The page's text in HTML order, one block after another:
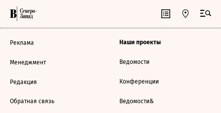
Реклама
Менеджмент
Редакция
Обратная связь
Наши проекты
Ведомости
Конференции
Ведомости&